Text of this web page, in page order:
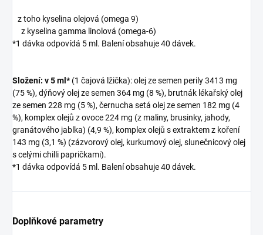
z toho kyselina olejová (omega 9)
z kyselina gamma linolová (omega-6)
*1 dávka odpovídá 5 ml. Balení obsahuje 40 dávek.
Složení: v 5 ml*(1 čajová lžička): olej ze semen perily 3413 mg
(75 %), dýňový olej ze semen 364 mg (8 %), brutnák lékařský olej
ze semen 228 mg (5 %), černucha setá olej ze semen 182 mg (4
%), komplex olejů z ovoce 224 mg (z maliny, brusinky, jahody,
granátového jablka) (4,9 %), komplex olejů s extraktem z koření
143 mg (3,1 %) (zázvorový olej, kurkumový olej, slunečnicový olej
s celými chilli papričkami).
*1 dávka odpovídá 5 ml. Balení obsahuje 40 dávek.
Doplňkové parametry